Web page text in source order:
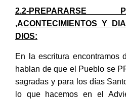
2.2-PREPARARSE
,ACONTECIMIENTOS Y
DIOS:
En la escritura encontramos
hablan de que el Pueblo se
sagradas y para los días
lo que hacemos en el